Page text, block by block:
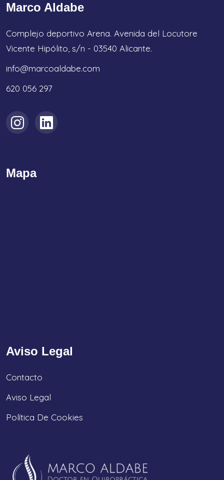
Marco Aldabe
Complejo deportivo Arena. Avenida del Locutore
Vicente Hipólito, s/n - 03540 Alicante.
info@marcoaldabe.com
620 056 297
Mapa
Aviso Legal
Contacto
Aviso Legal
Política De Cookies